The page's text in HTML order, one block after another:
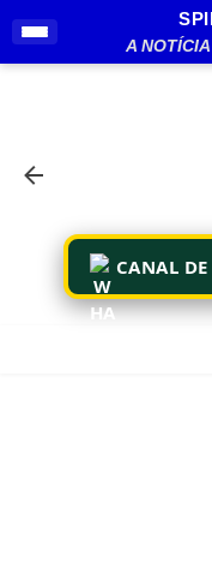
Pular
A
CANAL